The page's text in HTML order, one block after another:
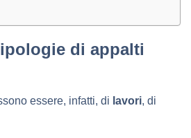
di appalti
essere, infatti, di lavori, di